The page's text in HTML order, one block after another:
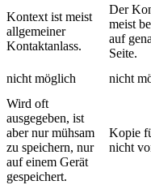
Kontext ist meist
allgemeiner
Kontaktanlass.
Der
meist
auf
Seite.
nicht möglich nicht
Wird oft
ausgegeben, ist
aber nur mühsam
zu speichern, nur
auf einem Gerät
gespeichert.
Kopie
nicht